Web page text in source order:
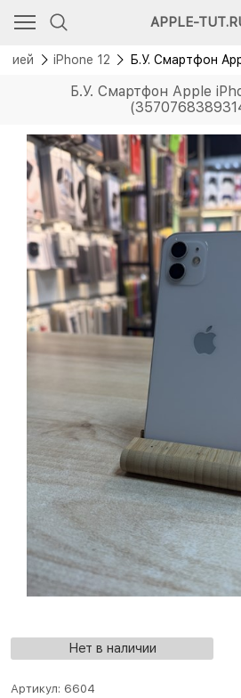
APPLE-
iPhone 12 Б.У. Смартфон
Б.У. Смартфон Apple
Нет в наличии
Артикул: 6604